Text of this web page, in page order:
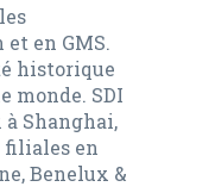
en GMS.
historique
monde. SDI
Shanghai,
filiales en
Benelux &